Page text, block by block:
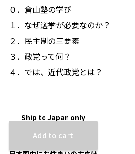
０．倉山塾の学び
１．なぜ選挙が必要なのか？
２．民主制の三要素
３．政党って何？
４．では、近代政党とは？
Ship to Japan only
Add to cart